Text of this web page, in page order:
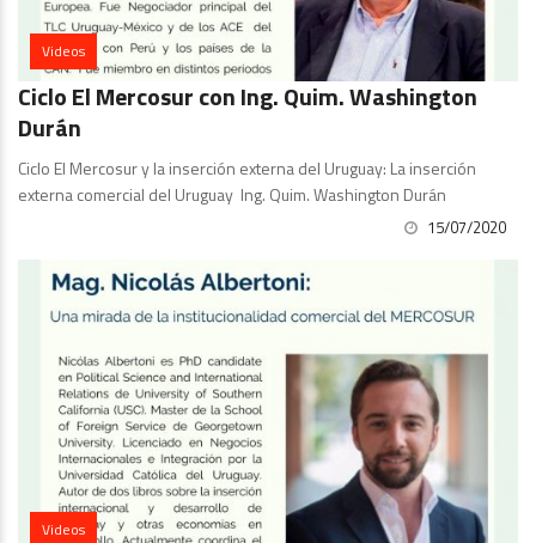
Videos
Ciclo El Mercosur con Ing. Quim. Washington
Durán
Ciclo El Mercosur y la inserción externa del Uruguay: La inserción
externa comercial del Uruguay Ing. Quim. Washington Durán
15/07/2020
Videos